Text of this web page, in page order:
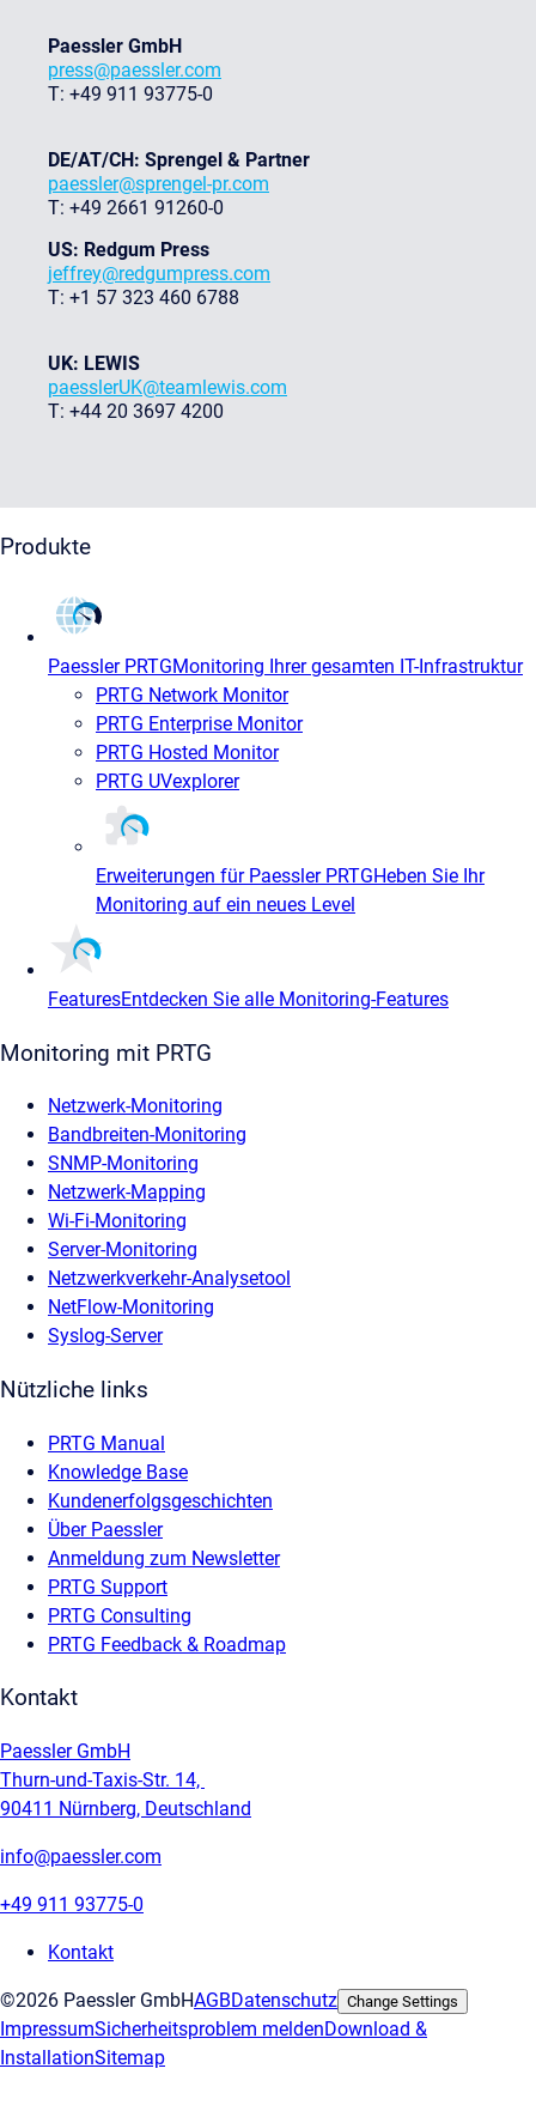
Paessler GmbH
press@paessler.com
T: +49 911 93775-0
DE/AT/CH: Sprengel & Partner
paessler@sprengel-pr.com
T: +49 2661 91260-0
US: Redgum Press
jeffrey@redgumpress.com
T: +1 57 323 460 6788
UK: LEWIS
paesslerUK@teamlewis.com
T: +44 20 3697 4200
Produkte
Paessler PRTGMonitoring Ihrer gesamten IT-Infrastruktur
PRTG Network Monitor
PRTG Enterprise Monitor
PRTG Hosted Monitor
PRTG UVexplorer
Erweiterungen für Paessler PRTGHeben Sie Ihr
Monitoring auf ein neues Level
FeaturesEntdecken Sie alle Monitoring-Features
Monitoring mit PRTG
Netzwerk-Monitoring
Bandbreiten-Monitoring
SNMP-Monitoring
Netzwerk-Mapping
Wi-Fi-Monitoring
Server-Monitoring
Netzwerkverkehr-Analysetool
NetFlow-Monitoring
Syslog-Server
Nützliche links
PRTG Manual
Knowledge Base
Kundenerfolgsgeschichten
Über Paessler
Anmeldung zum Newsletter
PRTG Support
PRTG Consulting
PRTG Feedback & Roadmap
Kontakt
Paessler GmbH
Thurn-und-Taxis-Str. 14,
90411 Nürnberg, Deutschland
info@paessler.com
+49 911 93775-0
Kontakt
©2026 Paessler GmbHAGBDatenschutz Change Settings
ImpressumSicherheitsproblem meldenDownload &
InstallationSitemap